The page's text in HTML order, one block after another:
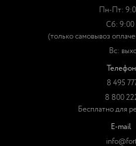
Пн-Пт:
Сб: 9:00
(только самовывоз
Вс:
Телефон
8 495
8 800
Бесплатно для
E-mail